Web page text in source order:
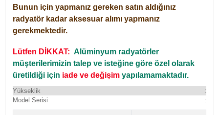
Bunun için yapmanız gereken satın aldığınız
radyatör kadar aksesuar alımı yapmanız
gerekmektedir.
Lütfen DİKKAT: Alüminyum radyatörler
müşterilerimizin talep ve isteğine göre özel olarak
üretildiği için iade ve değişim yapılamamaktadır.
Yükseklik :
Model Serisi
: